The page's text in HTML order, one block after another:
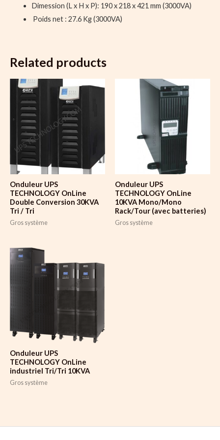
Dimession (L x H x P): 190 x 218 x 421 mm (3000VA)
Poids net : 27.6 Kg (3000VA)
Related products
Onduleur UPS
TECHNOLOGY OnLine
Double Conversion 30KVA
Tri / Tri
Gros système
Onduleur UPS
TECHNOLOGY OnLine
10KVA Mono/Mono
Rack/Tour (avec batteries)
Gros système
Onduleur UPS
TECHNOLOGY OnLine
industriel Tri/Tri 10KVA
Gros système